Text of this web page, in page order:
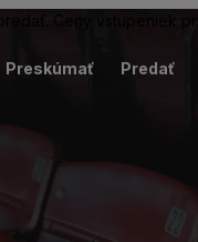
Preskúmať Predať